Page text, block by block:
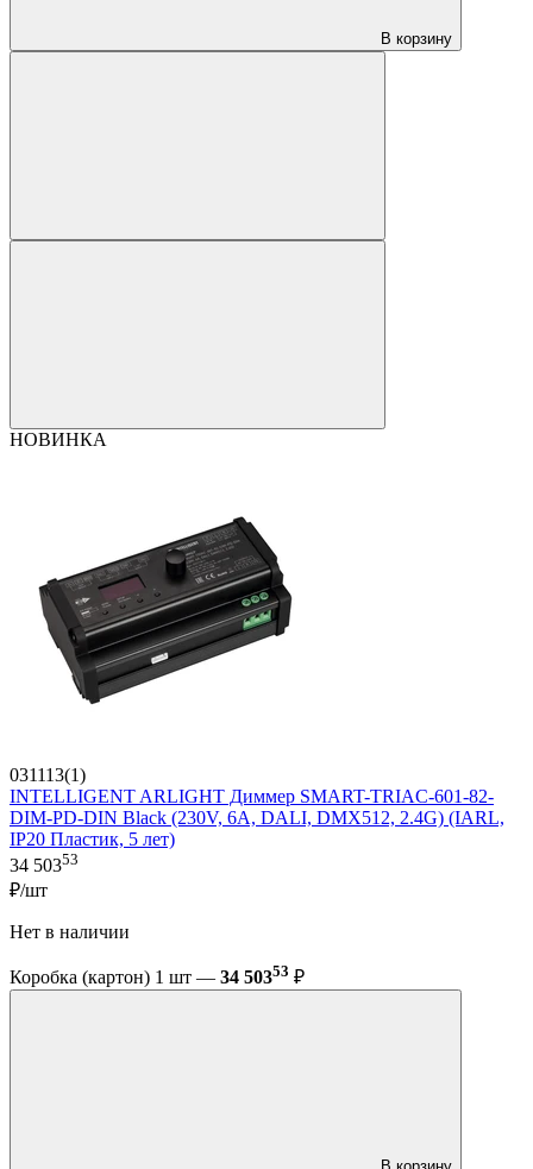
В корзину
НОВИНКА
031113(1)
INTELLIGENT ARLIGHT Диммер SMART-TRIAC-601-82-
DIM-PD-DIN Black (230V, 6А, DALI, DMX512, 2.4G) (IARL,
IP20 Пластик, 5 лет)
34 50353
₽/шт
Нет в наличии
Коробка (картон) 1 шт — 34 50353 ₽